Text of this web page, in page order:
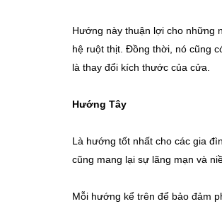
Hướng này thuận lợi cho những
hệ ruột thịt. Đồng thời, nó cũng
là thay đổi kích thước của cửa.
Hướng Tây
Là hướng tốt nhất cho các gia
cũng mang lại sự lãng mạn và
Mỗi hướng kể trên để bảo đảm